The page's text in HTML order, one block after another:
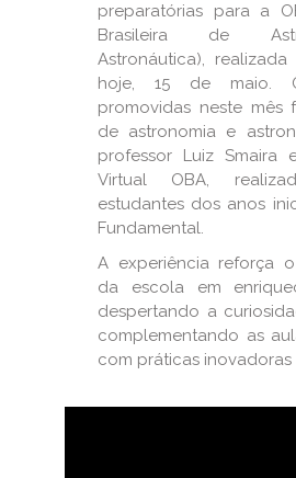
preparatórias para a
Brasileira de
Astronáutica),
hoje, 15 de maio.
promovidas neste mês
de astronomia e
professor Luiz Smaira
Virtual OBA,
estudantes dos anos
Fundamental.
A experiência reforça
da escola em
despertando a
complementando as
com práticas inovadoras